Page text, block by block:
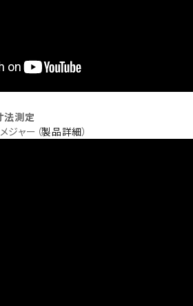
法測定
ジャー（製品詳細）